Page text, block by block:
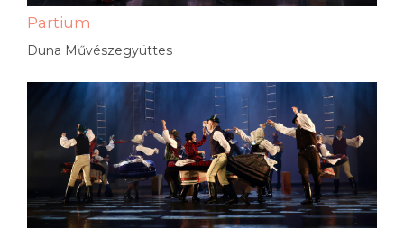
Partium
Duna Művészegyüttes